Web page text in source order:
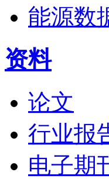
能源数
资料
论文
行业报
电子期